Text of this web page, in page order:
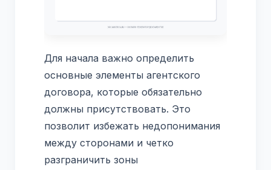
Для начала важно определить
основные элементы агентского
договора, которые обязательно
должны присутствовать. Это
позволит избежать недопонимания
между сторонами и четко
разграничить зоны